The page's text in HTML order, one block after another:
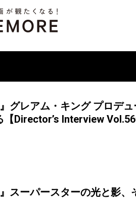
』グレアム・キング プロデ
Director’s Interview
スーパースターの光と影